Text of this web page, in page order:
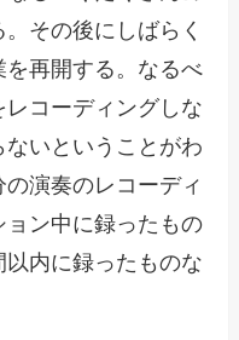
その後にしばらく
再開する。なるべ
レコーディングしな
いということがわ
演奏のレコーディ
ン中に録ったもの
内に録ったものな